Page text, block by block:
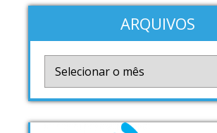
ARQUIVOS